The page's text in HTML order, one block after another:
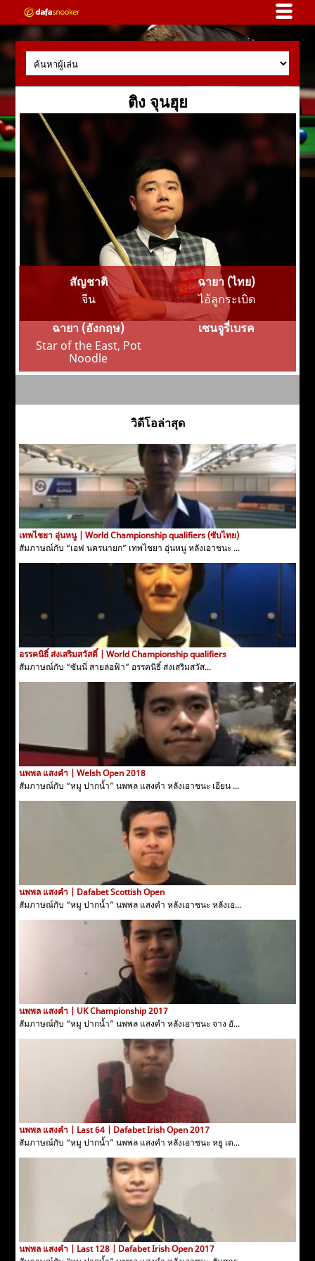
ติง จุนฮุย
สัญชาติ
จีน
ฉายา (ไทย)
ไอ้ลูกระเบิด
ฉายา (อังกฤษ)
Star of the East, Pot
Noodle
เซนจูรี่เบรค
วิดีโอล่าสุด
เทพไชยา อุ่นหนู | World Championship qualifiers (ซับไทย)
สัมภาษณ์กับ “เอฟ นครนายก” เทพไชยา อุ่นหนู หลังเอาชนะ ...
อรรคนิธิ์ ส่งเสริมสวัสดิ์ | World Championship qualifiers
สัมภาษณ์กับ “ซันนี่ สายล่อฟ้า” อรรคนิธิ์ ส่งเสริมสวัส...
นพพล แสงคำ | Welsh Open 2018
สัมภาษณ์กับ “หมู ปากน้ำ” นพพล แสงคำ หลังเอาชนะ เอียน ...
นพพล แสงคำ | Dafabet Scottish Open
สัมภาษณ์กับ “หมู ปากน้ำ” นพพล แสงคำ หลังเอาชนะ หลังเอ...
นพพล แสงคำ | UK Championship 2017
สัมภาษณ์กับ “หมู ปากน้ำ” นพพล แสงคำ หลังเอาชนะ จาง อั...
นพพล แสงคำ | Last 64 | Dafabet Irish Open 2017
สัมภาษณ์กับ “หมู ปากน้ำ” นพพล แสงคำ หลังเอาชนะ หยู เต...
นพพล แสงคำ | Last 128 | Dafabet Irish Open 2017